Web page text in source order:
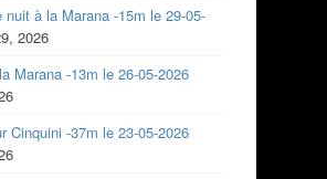
nuit à la Marana -15m le 29-05-
2026
Marana -13m le 26-05-2026
Cinquini -37m le 23-05-2026